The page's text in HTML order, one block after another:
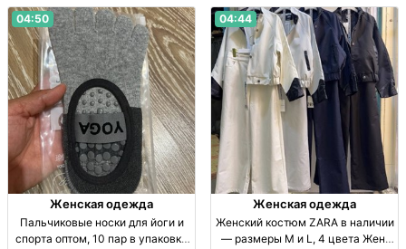
04:50
Женская одежда
Пальчиковые носки для йоги и
спорта оптом, 10 пар в упаковке
04:44
Женская одежда
Женский костюм ZARA в наличии
— размеры M и L, 4 цвета Жен.